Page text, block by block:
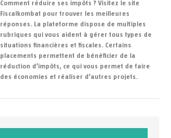
Comment réduire ses impôts ? Visitez le site
Fiscalkombat pour trouver les meilleures
réponses. La plateforme dispose de multiples
rubriques qui vous aident à gérer tous types de
situations financières et fiscales. Certains
placements permettent de bénéficier de la
réduction d’impôts, ce qui vous permet de faire
des économies et réaliser d’autres projets.